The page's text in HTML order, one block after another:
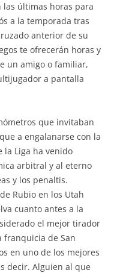
las últimas horas para
a la temporada tras
anterior de su
te ofrecerán horas y
un amigo o familiar,
a pantalla
que invitaban
a engalanarse con la
la Liga ha venido
arbitral y al eterno
y los penaltis.
Rubio en los Utah
cuanto antes a la
el mejor tirador
franquicia de San
en uno de los mejores
decir. Alguien al que